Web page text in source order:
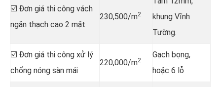
☑️ Đơn giá thi công vách
ngăn thạch cao 2 mặt
230,500/m2
khung Vĩnh
Tường.
☑️ Đơn giá thi công xử lý
chống nóng sàn mái
220,000/m2
Gạch bọng,
hoặc 6 lỗ